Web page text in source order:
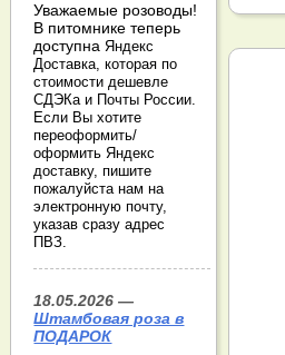
Уважаемые розоводы!
В питомнике теперь
доступнаЯндекс
Доставка, которая по
стоимости дешевле
СДЭКа и Почты России.
Если Вы хотите
переоформить/
оформить Яндекс
доставку, пишите
пожалуйста нам на
электронную почту,
указав сразу адрес
ПВЗ.
18.05.2026 —
Штамбовая роза в
ПОДАРОК